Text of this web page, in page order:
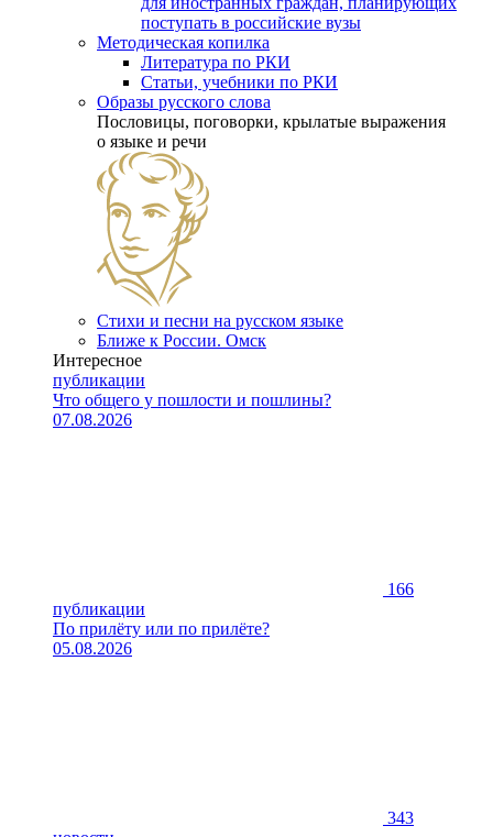
поступать в российские вузы
Методическая копилка
Литература по РКИ
Статьи, учебники по РКИ
Образы русского слова
Пословицы, поговорки, крылатые выражения
о языке и речи
Стихи и песни на русском языке
Ближе к России. Омск
Интересное
публикации
Что общего у пошлости и пошлины?
07.08.2026
166
публикации
По прилёту или по прилёте?
05.08.2026
343